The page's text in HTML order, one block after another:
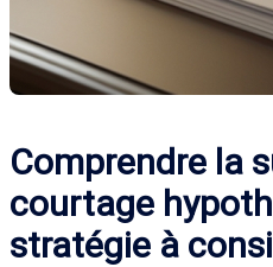
Comprendre la
courtage
stratégie à